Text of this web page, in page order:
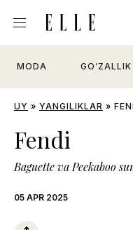
MODA GO‘ZALLIK
UY » YANGILIKLAR »
Fendi
Baguette va Peekaboo
05 APR 2025